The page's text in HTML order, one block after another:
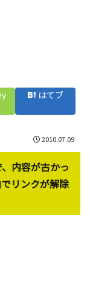
はてブ
2010.07.09
内容が古かっ
リンクが解除